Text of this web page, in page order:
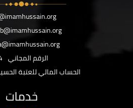
الرقم المجاني
الحساب المالي للعتبة
خدمات